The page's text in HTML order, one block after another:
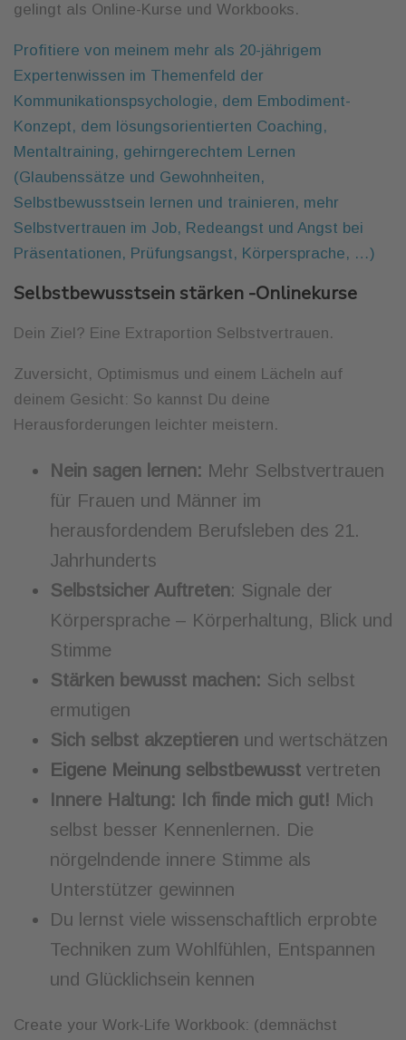
gelingt als Online-Kurse und Workbooks.
Profitiere von meinem mehr als 20-jährigem
Expertenwissen im Themenfeld der
Kommunikationspsychologie, dem Embodiment-
Konzept, dem lösungsorientierten Coaching,
Mentaltraining, gehirngerechtem Lernen
(Glaubenssätze und Gewohnheiten,
Selbstbewusstsein lernen und trainieren, mehr
Selbstvertrauen im Job, Redeangst und Angst bei
Präsentationen, Prüfungsangst, Körpersprache, …)
Selbstbewusstsein stärken -Onlinekurse
Dein Ziel? Eine Extraportion Selbstvertrauen.
Zuversicht, Optimismus und einem Lächeln auf
deinem Gesicht: So kannst Du deine
Herausforderungen leichter meistern.
Nein sagen lernen: Mehr Selbstvertrauen
für Frauen und Männer im
herausfordendem Berufsleben des 21.
Jahrhunderts
Selbstsicher Auftreten: Signale der
Körpersprache – Körperhaltung, Blick und
Stimme
Stärken bewusst machen: Sich selbst
ermutigen
Sich selbst akzeptieren und wertschätzen
Eigene Meinung selbstbewusst vertreten
Innere Haltung: Ich finde mich gut! Mich
selbst besser Kennenlernen. Die
nörgelndende innere Stimme als
Unterstützer gewinnen
Du lernst viele wissenschaftlich erprobte
Techniken zum Wohlfühlen, Entspannen
und Glücklichsein kennen
Create your Work-Life Workbook: (demnächst